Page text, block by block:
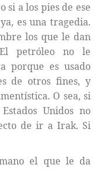
si a los pies de ese
es una tragedia.
los que le dan
petróleo no le
porque es usado
de otros fines, y
O sea, si
Unidos no
de ir a Irak. Si
el que le da